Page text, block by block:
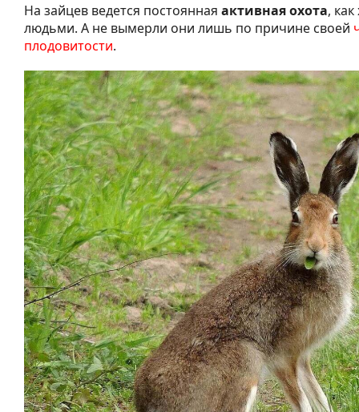
На зайцев ведется постоянная активная охота,
людьми. А не вымерли они лишь по причине своей
плодовитости.